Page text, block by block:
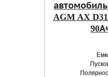
AGM AX